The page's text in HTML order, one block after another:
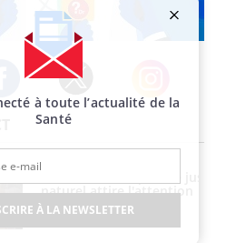
Twitter Instagram
naturel attire l'attention
des chercheurs
à toute l’actualité de la
Santé
À LA NEWSLETTER